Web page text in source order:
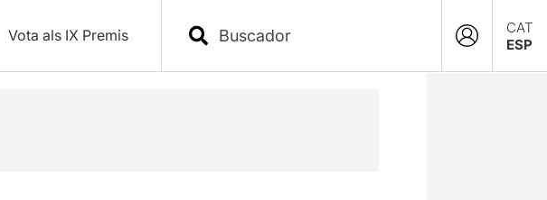
Vota als IX Premis
CAT
ESP